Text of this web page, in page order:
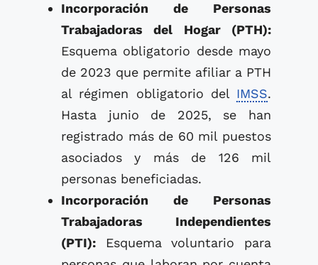
Incorporación de Personas
Trabajadoras del Hogar (PTH):
Esquema obligatorio desde mayo
de 2023 que permite afiliar a PTH
al régimen obligatorio del IMSS.
Hasta junio de 2025, se han
registrado más de 60 mil puestos
asociados y más de 126 mil
personas beneficiadas.
Incorporación de Personas
Trabajadoras Independientes
(PTI): Esquema voluntario para